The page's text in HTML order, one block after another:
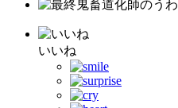
いいね